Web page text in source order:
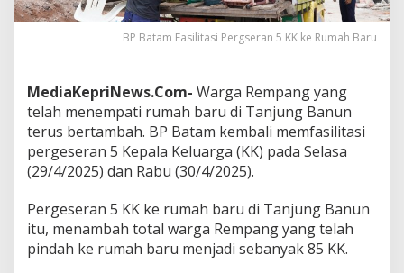
e
l
a
e
n
m
p
a
i
u
m
BP Batam Fasilitasi Pergseran 5 KK ke Rumah Baru
MediaKepriNews.Com- Warga Rempang yang
telah menempati rumah baru di Tanjung Banun
terus bertambah. BP Batam kembali memfasilitasi
pergeseran 5 Kepala Keluarga (KK) pada Selasa
(29/4/2025) dan Rabu (30/4/2025).
Pergeseran 5 KK ke rumah baru di Tanjung Banun
itu, menambah total warga Rempang yang telah
pindah ke rumah baru menjadi sebanyak 85 KK.